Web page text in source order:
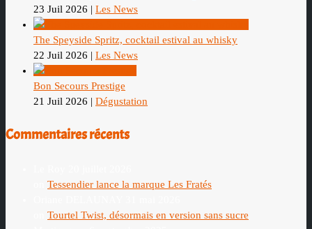
23 Juil 2026 | Les News
The Speyside Spritz, cocktail estival au whisky
22 Juil 2026 | Les News
Bon Secours Prestige
21 Juil 2026 | Dégustation
Commentaires récents
Tessendier lance la marque Les Fratés
Tourtel Twist, désormais en version sans sucre